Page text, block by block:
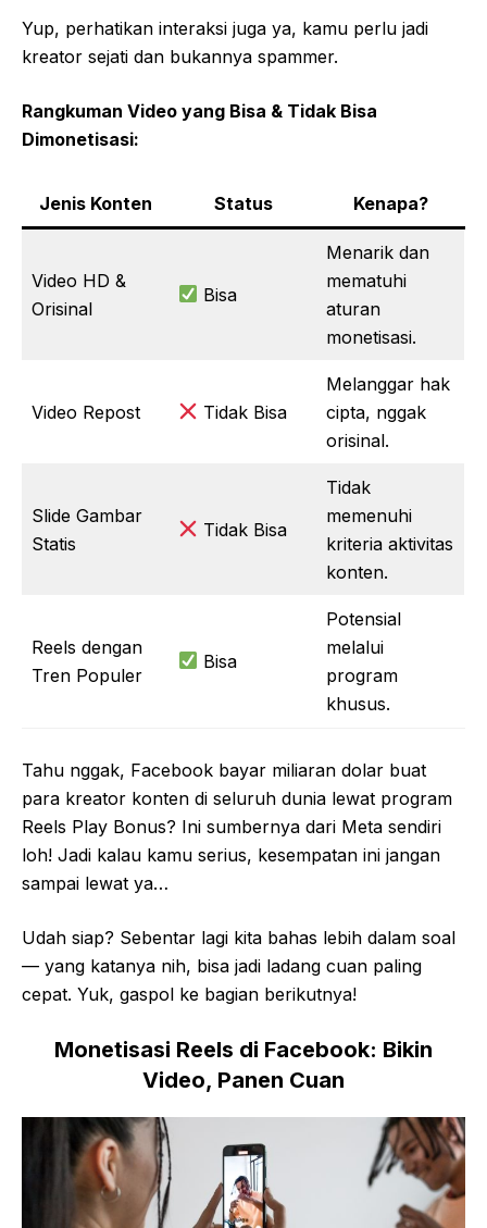
Yup, perhatikan interaksi juga ya, kamu perlu jadi
kreator sejati dan bukannya spammer.
Rangkuman Video yang Bisa & Tidak Bisa
Dimonetisasi:
Jenis Konten Status Kenapa?
Video HD &
Orisinal
Bisa
Menarik dan
mematuhi
aturan
monetisasi.
Video Repost Tidak Bisa
Melanggar hak
cipta, nggak
orisinal.
Slide Gambar
Statis
Tidak Bisa
Tidak
memenuhi
kriteria aktivitas
konten.
Reels dengan
Tren Populer
Bisa
Potensial
melalui
program
khusus.
Tahu nggak, Facebook bayar miliaran dolar buat
para kreator konten di seluruh dunia lewat program
Reels Play Bonus? Ini sumbernya dari Meta sendiri
loh! Jadi kalau kamu serius, kesempatan ini jangan
sampai lewat ya…
Udah siap? Sebentar lagi kita bahas lebih dalam soal
— yang katanya nih, bisa jadi ladang cuan paling
cepat. Yuk, gaspol ke bagian berikutnya!
Monetisasi Reels di Facebook: Bikin
Video, Panen Cuan